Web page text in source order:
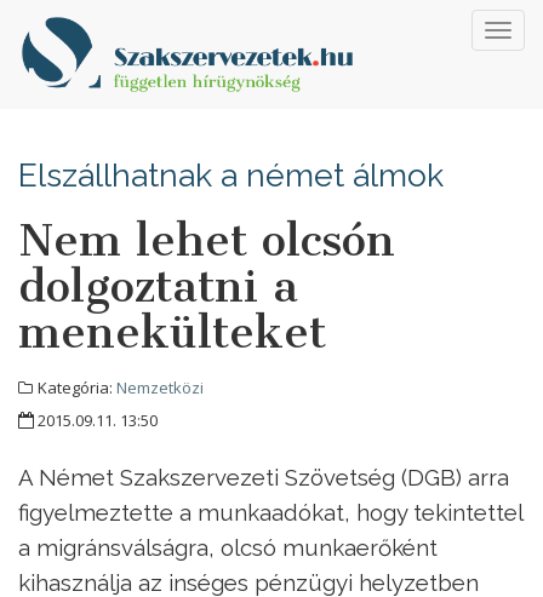
Elszállhatnak a német álmok
Nem lehet olcsón
dolgoztatni a
menekülteket
Kategória: Nemzetközi
2015.09.11. 13:50
A Német Szakszervezeti Szövetség (DGB) arra
figyelmeztette a munkaadókat, hogy tekintettel
a migránsválságra, olcsó munkaerőként
kihasználja az inséges pénzügyi helyzetben